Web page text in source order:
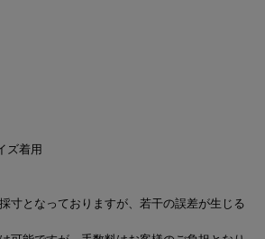
ズ着用
寸となっておりますが、若干の誤差が生じる